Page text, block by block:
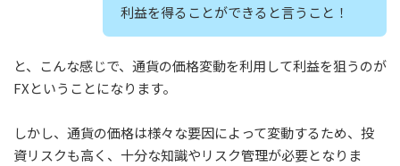
利益を得ることができると言うこと！
と、こんな感じで、通貨の価格変動を利用して利益を狙うのが
FXということになります。
しかし、通貨の価格は様々な要因によって変動するため、投
資リスクも高く、十分な知識やリスク管理が必要となりま